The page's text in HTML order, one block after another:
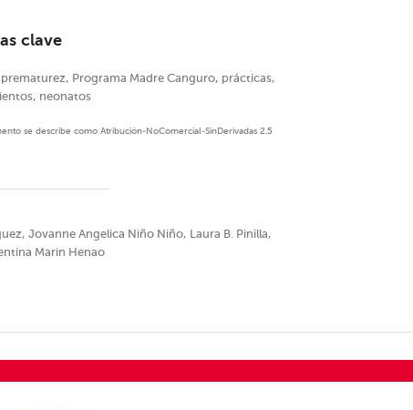
clave
Programa Madre Canguro, prácticas,
neonatos
se describe como Atribución-NoComercial-SinDerivadas 2.5
Jovanne Angelica Niño Niño, Laura B. Pinilla,
Marin Henao